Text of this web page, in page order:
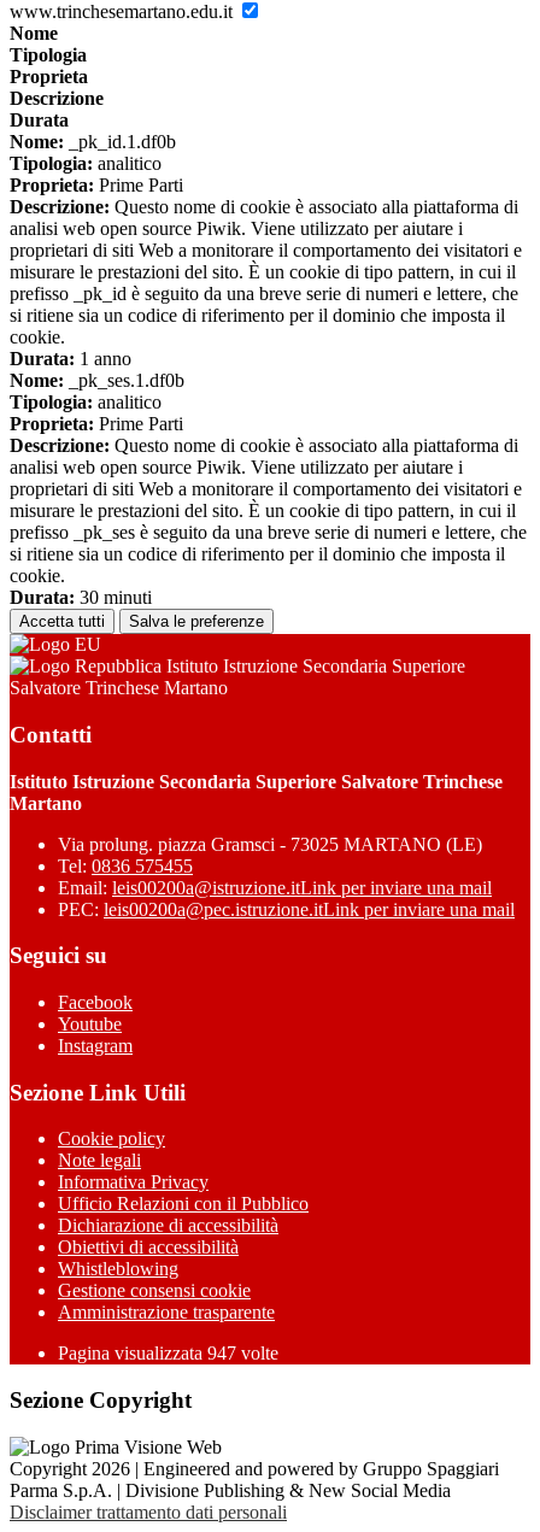
www.trinchesemartano.edu.it
Nome
Tipologia
Proprieta
Descrizione
Durata
Nome: _pk_id.1.df0b
Tipologia: analitico
Proprieta: Prime Parti
Descrizione: Questo nome di cookie è associato alla piattaforma di
analisi web open source Piwik. Viene utilizzato per aiutare i
proprietari di siti Web a monitorare il comportamento dei visitatori e
misurare le prestazioni del sito. È un cookie di tipo pattern, in cui il
prefisso _pk_id è seguito da una breve serie di numeri e lettere, che
si ritiene sia un codice di riferimento per il dominio che imposta il
cookie.
Durata: 1 anno
Nome: _pk_ses.1.df0b
Tipologia: analitico
Proprieta: Prime Parti
Descrizione: Questo nome di cookie è associato alla piattaforma di
analisi web open source Piwik. Viene utilizzato per aiutare i
proprietari di siti Web a monitorare il comportamento dei visitatori e
misurare le prestazioni del sito. È un cookie di tipo pattern, in cui il
prefisso _pk_ses è seguito da una breve serie di numeri e lettere, che
si ritiene sia un codice di riferimento per il dominio che imposta il
cookie.
Durata: 30 minuti
Accetta tutti Salva le preferenze
Istituto Istruzione Secondaria Superiore
Salvatore Trinchese Martano
Contatti
Istituto Istruzione Secondaria Superiore Salvatore Trinchese
Martano
Via prolung. piazza Gramsci - 73025 MARTANO (LE)
Tel: 0836 575455
Email: leis00200a@istruzione.itLink per inviare una mail
PEC: leis00200a@pec.istruzione.itLink per inviare una mail
Seguici su
Facebook
Youtube
Instagram
Sezione Link Utili
Cookie policy
Note legali
Informativa Privacy
Ufficio Relazioni con il Pubblico
Dichiarazione di accessibilità
Obiettivi di accessibilità
Whistleblowing
Gestione consensi cookie
Amministrazione trasparente
Pagina visualizzata 947 volte
Sezione Copyright
Copyright 2026 | Engineered and powered by Gruppo Spaggiari
Parma S.p.A. | Divisione Publishing & New Social Media
Disclaimer trattamento dati personali